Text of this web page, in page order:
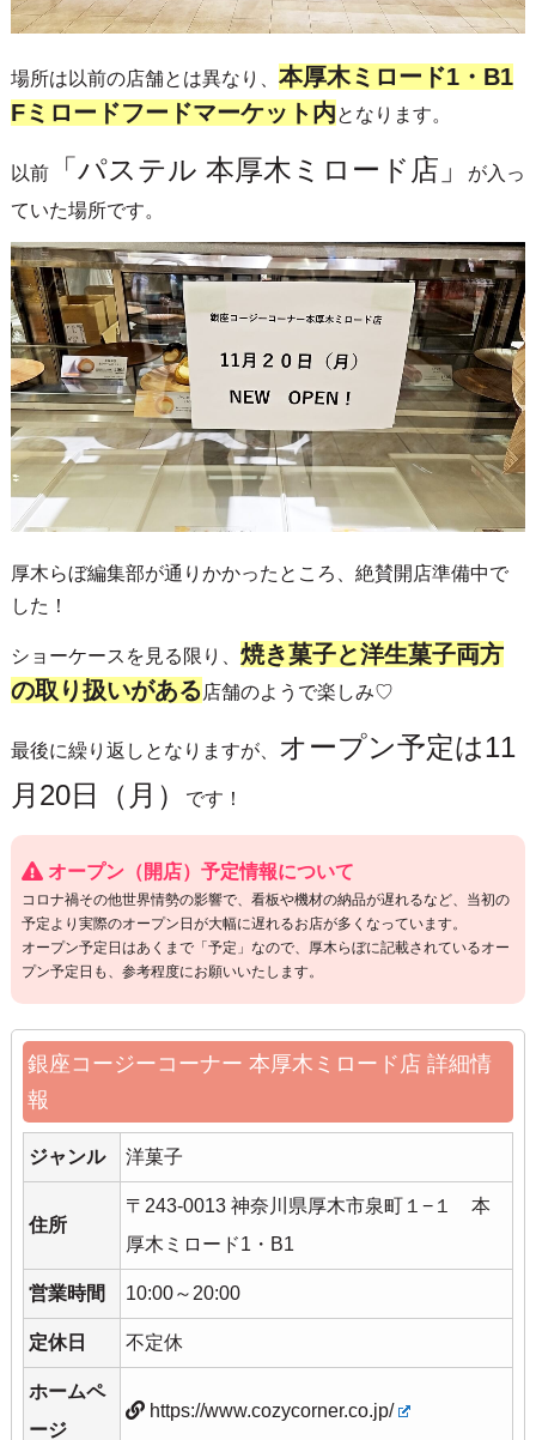
場所は以前の店舗とは異なり、 本厚木ミロード1・B1
Fミロードフードマーケット内となります。
以前「パステル 本厚木ミロード店」
が入っ
ていた場所です。
厚木らぼ編集部が通りかかったところ、絶賛開店準備中で
した！
ショーケースを見る限り、 焼き菓子と洋生菓子両方
の取り扱いがある店舗のようで楽しみ♡
最後に繰り返しとなりますが、 オープン予定は11
月20日（月）
です！
オープン（開店）予定情報について
コロナ禍その他世界情勢の影響で、看板や機材の納品が遅れるなど、当初の
予定より実際のオープン日が大幅に遅れるお店が多くなっています。
オープン予定日はあくまで「予定」なので、厚木らぼに記載されているオー
プン予定日も、参考程度にお願いいたします。
銀座コージーコーナー 本厚木ミロード店 詳細情
報
ジャンル 洋菓子
住所
〒243-0013 神奈川県厚木市泉町１−１ 本
厚木ミロード1・B1
営業時間 10:00～20:00
定休日 不定休
ホームペ
ージ
https://www.cozycorner.co.jp/